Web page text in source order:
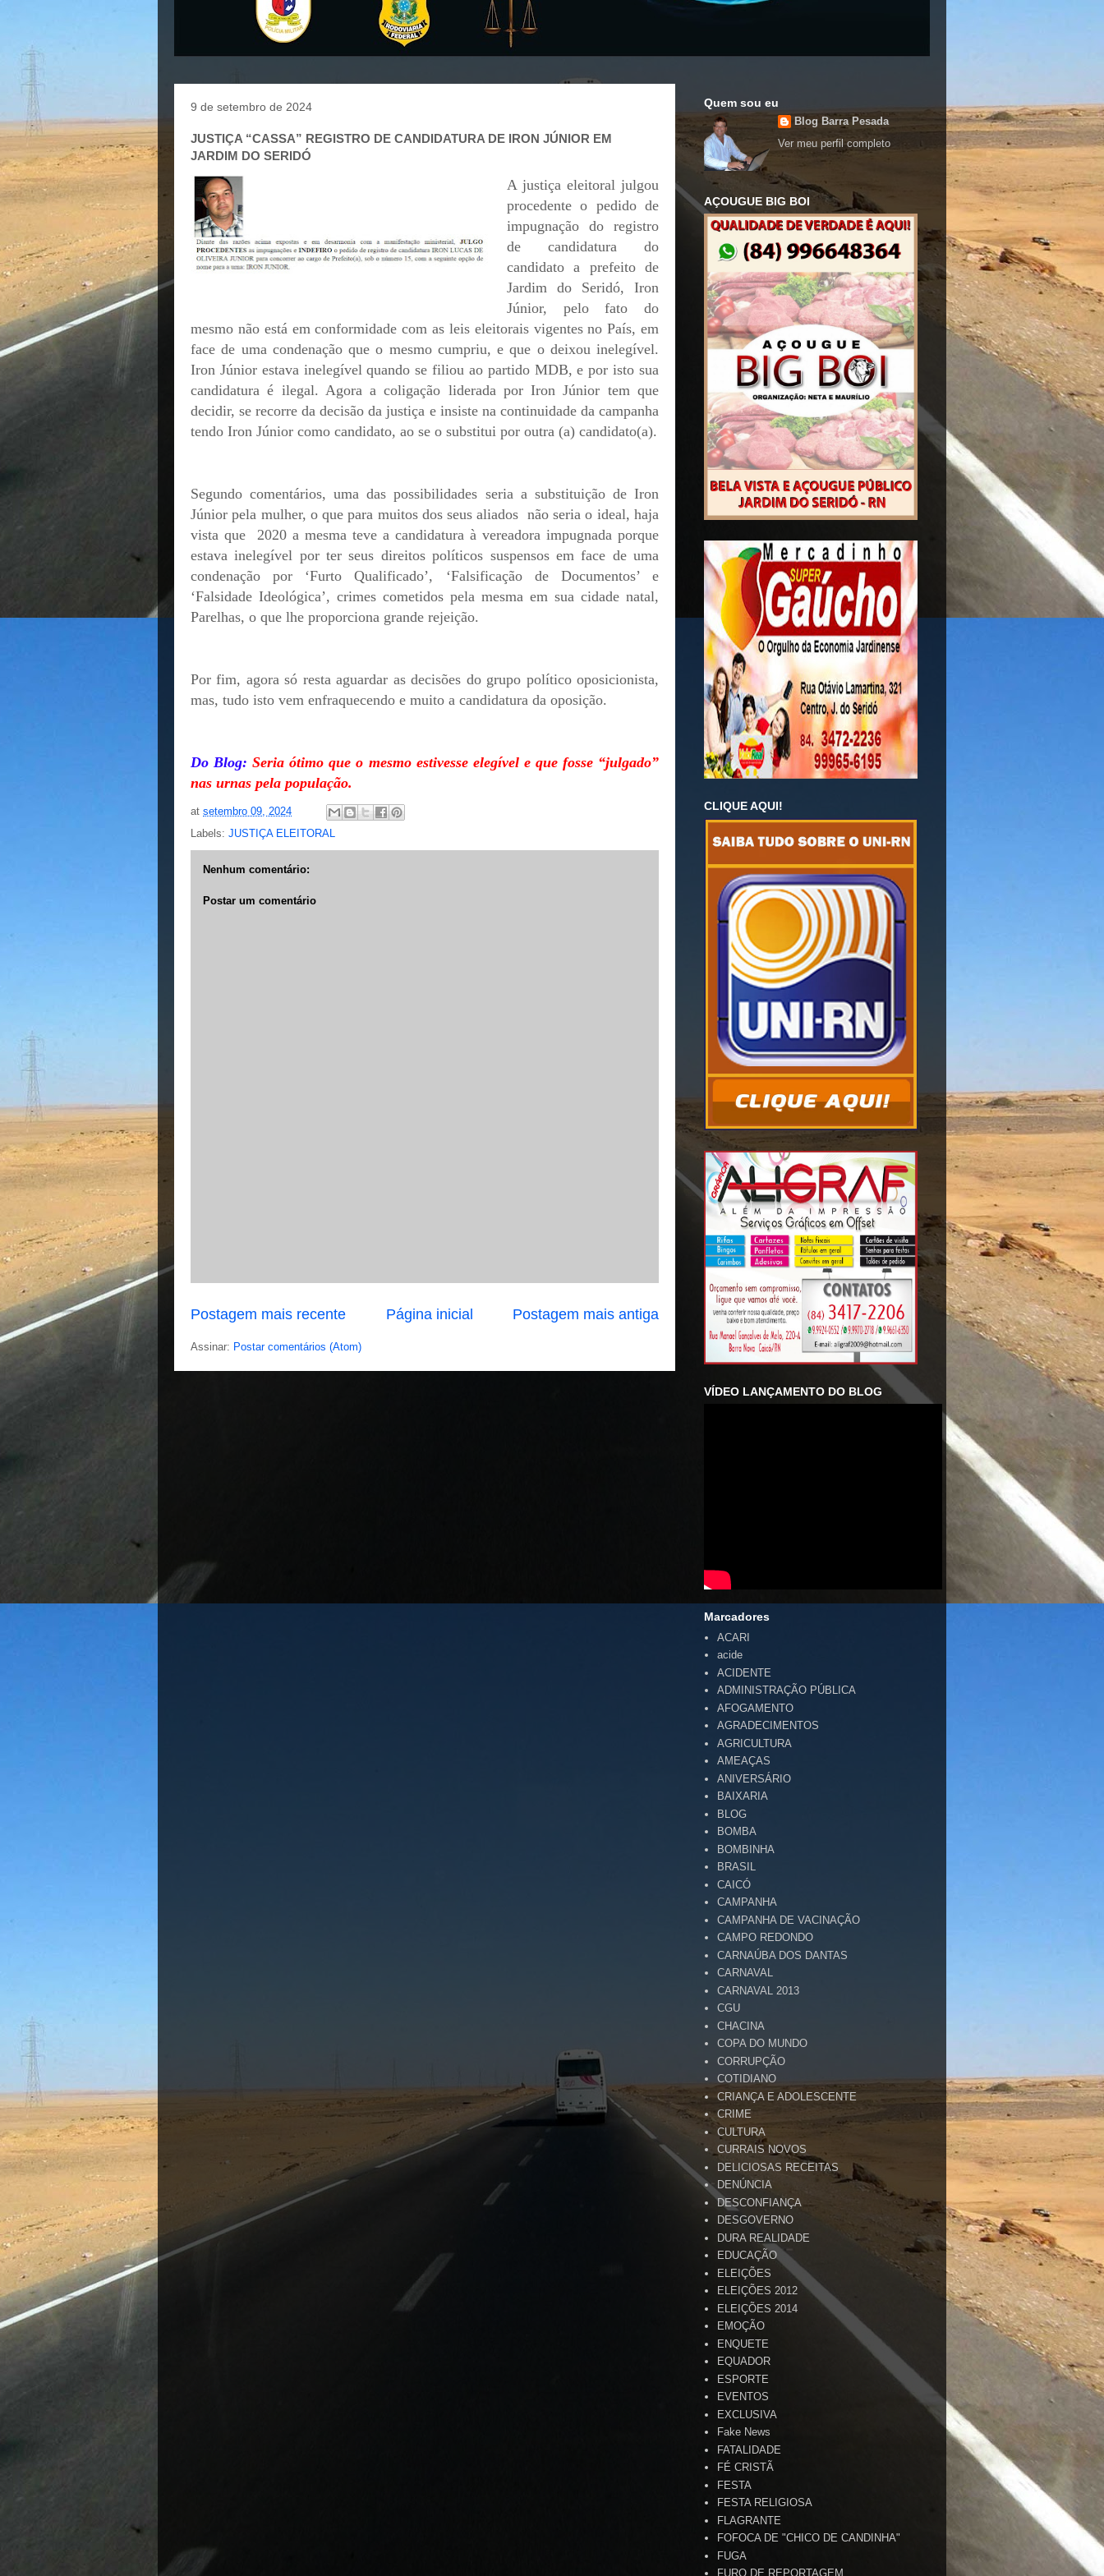
9 de setembro de 2024
JUSTIÇA “CASSA” REGISTRO DE CANDIDATURA DE IRON JÚNIOR EM
JARDIM DO SERIDÓ
A justiça eleitoral julgou
procedente o pedido de
impugnação do registro
de candidatura do
candidato a prefeito de
Jardim do Seridó, Iron
Júnior, pelo fato do
mesmo não está em conformidade com as leis eleitorais vigentes no País, em
face de uma condenação que o mesmo cumpriu, e que o deixou inelegível.
Iron Júnior estava inelegível quando se filiou ao partido MDB, e por isto sua
candidatura é ilegal. Agora a coligação liderada por Iron Júnior tem que
decidir, se recorre da decisão da justiça e insiste na continuidade da campanha
tendo Iron Júnior como candidato, ao se o substitui por outra (a) candidato(a).
Segundo comentários, uma das possibilidades seria a substituição de Iron
Júnior pela mulher, o que para muitos dos seus aliados não seria o ideal, haja
vista que
2020 a mesma teve a candidatura à vereadora impugnada porque
estava inelegível por ter seus direitos políticos suspensos em face de uma
condenação por ‘Furto Qualificado’, ‘Falsificação de Documentos’ e
‘Falsidade Ideológica’, crimes cometidos pela mesma em sua cidade natal,
Parelhas, o que lhe proporciona grande rejeição.
Por fim, agora só resta aguardar as decisões do grupo político oposicionista,
mas, tudo isto vem enfraquecendo e muito a candidatura da oposição.
Do Blog:Seria ótimo que o mesmo estivesse elegível e que fosse “julgado”
nas urnas pela população.
at setembro 09, 2024
Labels: JUSTIÇA ELEITORAL
Nenhum comentário:
Postar um comentário
Postagem mais recente Postagem mais antiga
Página inicial
Assinar: Postar comentários (Atom)
Quem sou eu
Blog Barra Pesada
Ver meu perfil completo
AÇOUGUE BIG BOI
CLIQUE AQUI!
VÍDEO LANÇAMENTO DO BLOG
Marcadores
ACARI
acide
ACIDENTE
ADMINISTRAÇÃO PÚBLICA
AFOGAMENTO
AGRADECIMENTOS
AGRICULTURA
AMEAÇAS
ANIVERSÁRIO
BAIXARIA
BLOG
BOMBA
BOMBINHA
BRASIL
CAICÓ
CAMPANHA
CAMPANHA DE VACINAÇÃO
CAMPO REDONDO
CARNAÚBA DOS DANTAS
CARNAVAL
CARNAVAL 2013
CGU
CHACINA
COPA DO MUNDO
CORRUPÇÃO
COTIDIANO
CRIANÇA E ADOLESCENTE
CRIME
CULTURA
CURRAIS NOVOS
DELICIOSAS RECEITAS
DENÚNCIA
DESCONFIANÇA
DESGOVERNO
DURA REALIDADE
EDUCAÇÃO
ELEIÇÕES
ELEIÇÕES 2012
ELEIÇÕES 2014
EMOÇÃO
ENQUETE
EQUADOR
ESPORTE
EVENTOS
EXCLUSIVA
Fake News
FATALIDADE
FÉ CRISTÃ
FESTA
FESTA RELIGIOSA
FLAGRANTE
FOFOCA DE "CHICO DE CANDINHA"
FUGA
FURO DE REPORTAGEM